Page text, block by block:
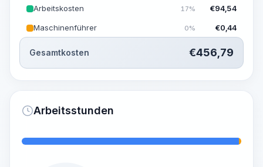
Arbeitskosten 17% €94,54
Maschinenführer 0% €0,44
Gesamtkosten €456,79
Arbeitsstunden